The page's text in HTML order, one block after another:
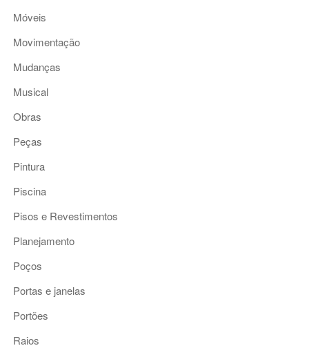
Móveis
Movimentação
Mudanças
Musical
Obras
Peças
Pintura
Piscina
Pisos e Revestimentos
Planejamento
Poços
Portas e janelas
Portões
Raios